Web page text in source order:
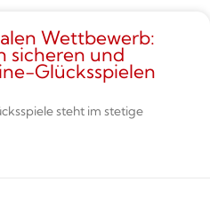
Wettbe­werb:
sicheren und
Glücksspielen
steht im stetige